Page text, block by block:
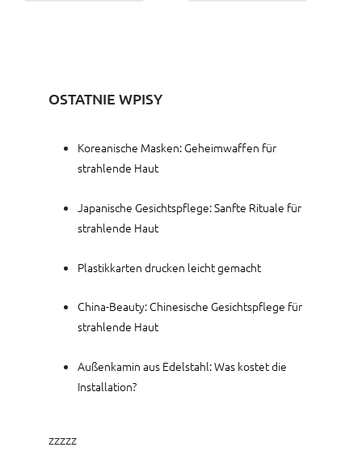
OSTATNIE WPISY
Koreanische Masken: Geheimwaffen für
strahlende Haut
Japanische Gesichtspflege: Sanfte Rituale für
strahlende Haut
Plastikkarten drucken leicht gemacht
China-Beauty: Chinesische Gesichtspflege für
strahlende Haut
Außenkamin aus Edelstahl: Was kostet die
Installation?
zzzzz